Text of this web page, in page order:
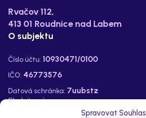
Spravovat Souhlas
Sledujte nás na:
Rvačov 112,
413 01 Roudnice nad Labem
O subjektu
Číslo účtu: 10930471/0100
IČO: 46773576
Datová schránka: 7uubstz